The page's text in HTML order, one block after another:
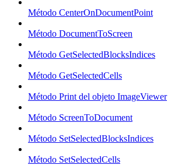
Método CenterOnDocumentPoint
Método DocumentToScreen
Método GetSelectedBlocksIndices
Método GetSelectedCells
Método Print del objeto ImageViewer
Método ScreenToDocument
Método SetSelectedBlocksIndices
Método SetSelectedCells